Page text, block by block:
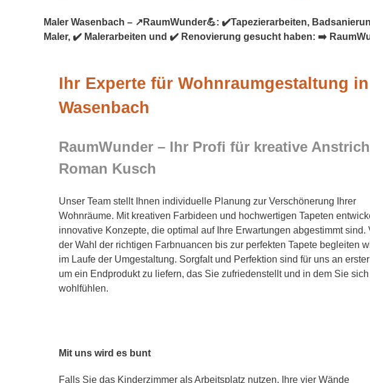
Maler Wasenbach – ↗️RaumWunder💪: ✔️Tapezierarbeiten,
Maler, ✔️ Malerarbeiten und ✔️ Renovierung gesucht haben: ➡️
Ihr Experte für Wohnraumgestaltung in
Wasenbach
RaumWunder – Ihr Profi für kreative
Roman Kusch
Unser Team stellt Ihnen individuelle Planung zur Verschönerung Ihrer
Wohnräume. Mit kreativen Farbideen und hochwertigen Tapeten
innovative Konzepte, die optimal auf Ihre Erwartungen abgestimmt sind.
der Wahl der richtigen Farbnuancen bis zur perfekten Tapete begleiten
im Laufe der Umgestaltung. Sorgfalt und Perfektion sind für uns an
um ein Endprodukt zu liefern, das Sie zufriedenstellt und in dem Sie
wohlfühlen.
Mit uns wird es bunt
Falls Sie das Kinderzimmer als Arbeitsplatz nutzen, Ihre vier Wände